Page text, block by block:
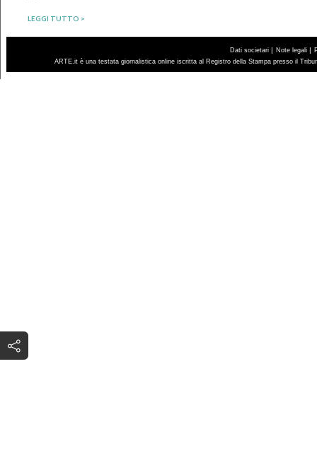
LEGGI TUTTO >
Dati societari | Note legali |
ARTE.it è una testata giornalistica online iscritta al Registro della Stampa presso il